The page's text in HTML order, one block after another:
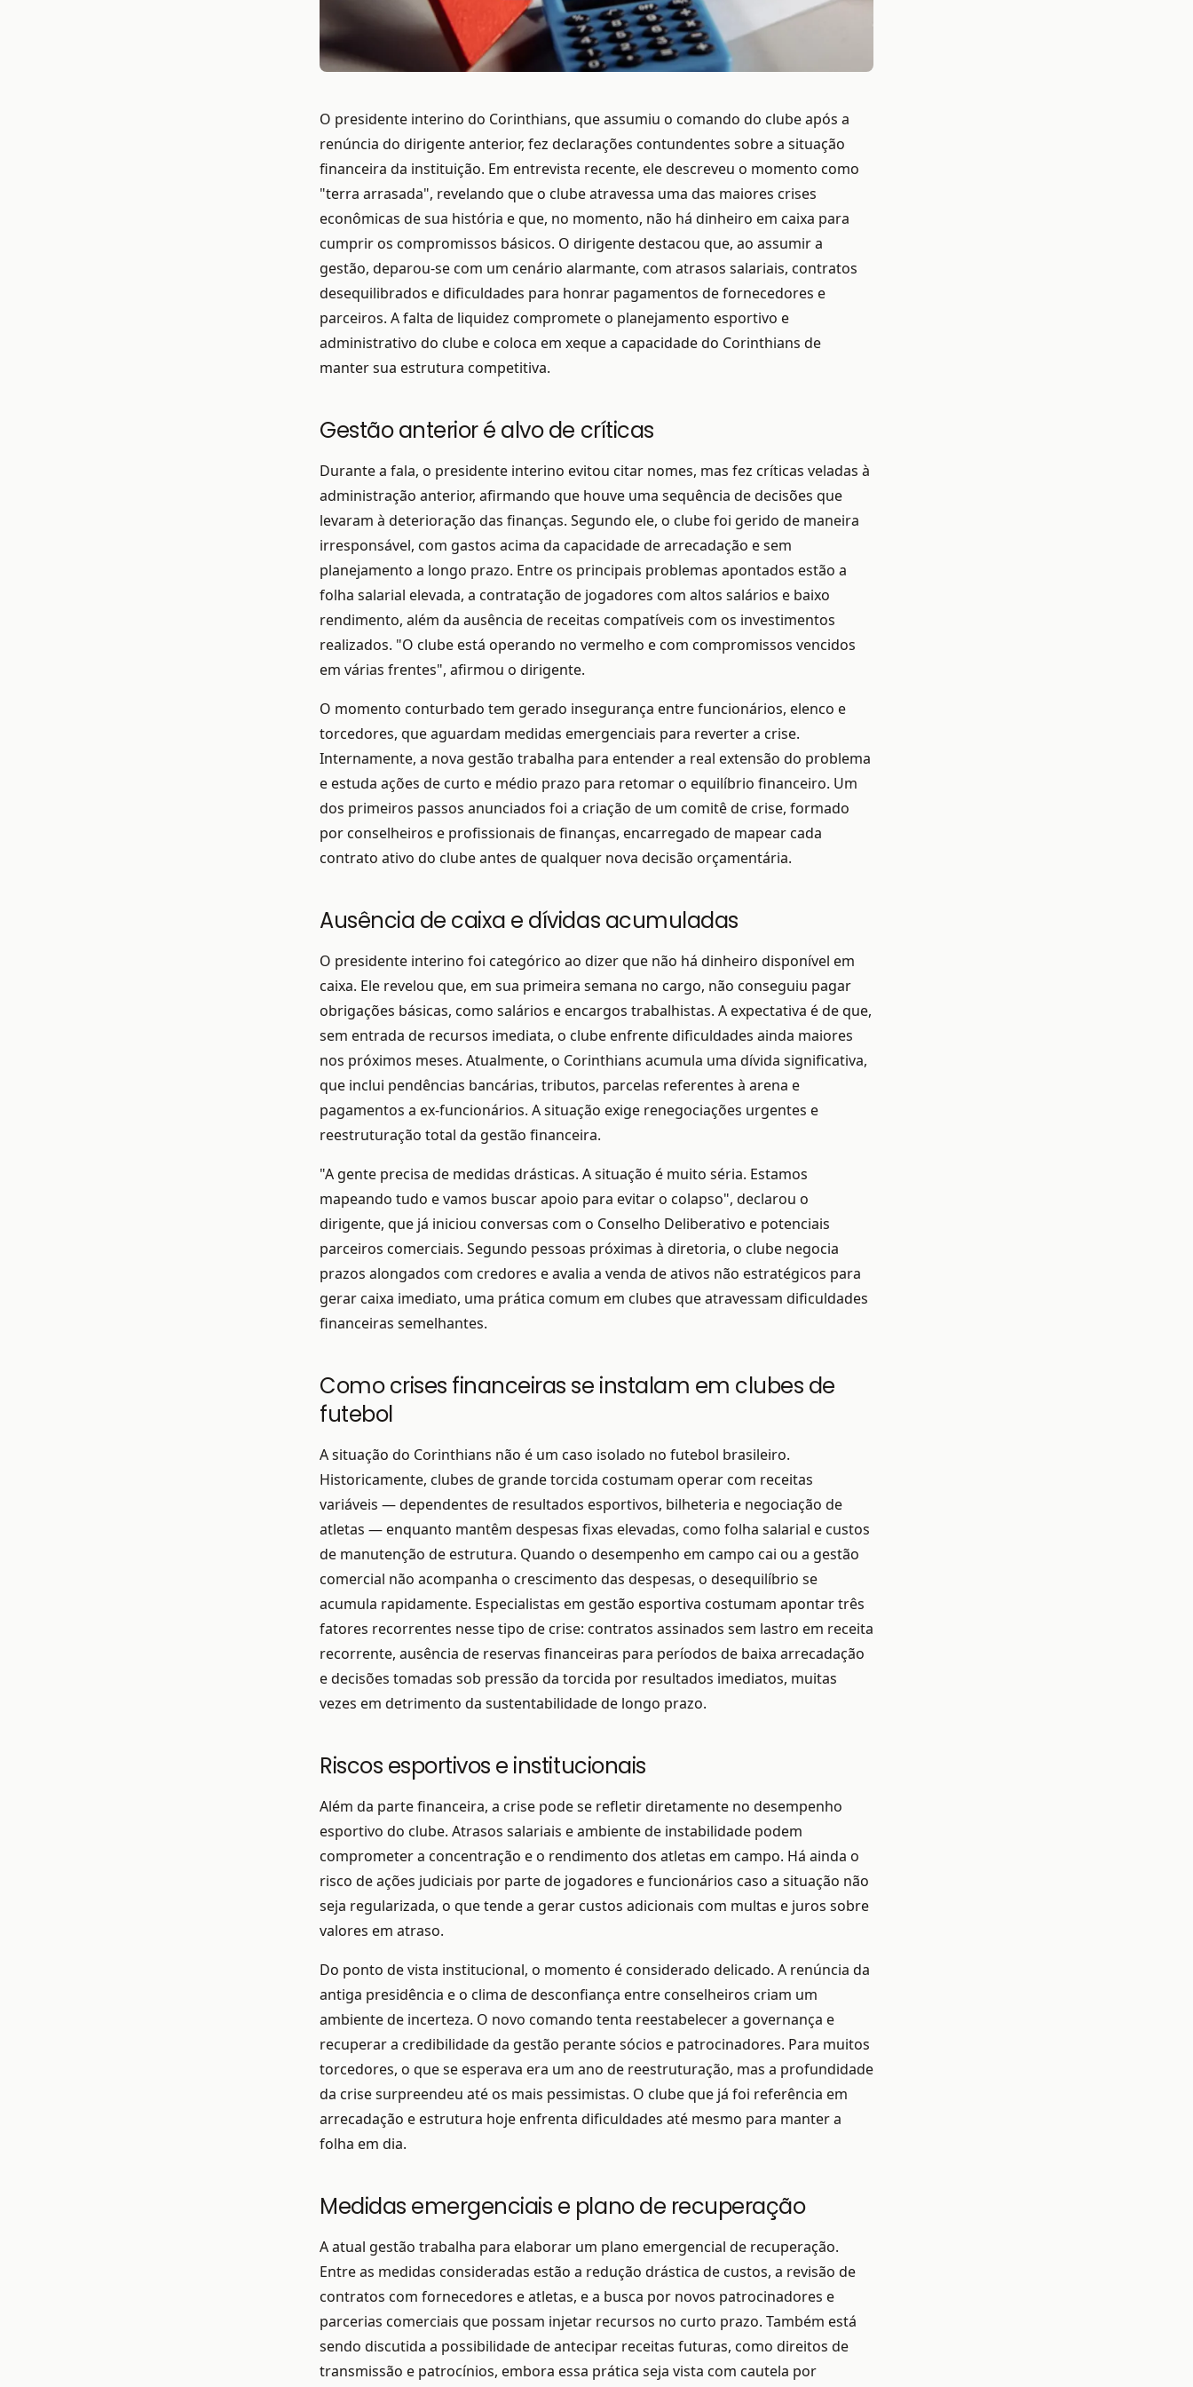
O presidente interino do Corinthians, que assumiu o comando do clube após a
renúncia do dirigente anterior, fez declarações contundentes sobre a situação
financeira da instituição. Em entrevista recente, ele descreveu o momento como
"terra arrasada", revelando que o clube atravessa uma das maiores crises
econômicas de sua história e que, no momento, não há dinheiro em caixa para
cumprir os compromissos básicos. O dirigente destacou que, ao assumir a
gestão, deparou-se com um cenário alarmante, com atrasos salariais, contratos
desequilibrados e dificuldades para honrar pagamentos de fornecedores e
parceiros. A falta de liquidez compromete o planejamento esportivo e
administrativo do clube e coloca em xeque a capacidade do Corinthians de
manter sua estrutura competitiva.
Gestão anterior é alvo de críticas
Durante a fala, o presidente interino evitou citar nomes, mas fez críticas veladas à
administração anterior, afirmando que houve uma sequência de decisões que
levaram à deterioração das finanças. Segundo ele, o clube foi gerido de maneira
irresponsável, com gastos acima da capacidade de arrecadação e sem
planejamento a longo prazo. Entre os principais problemas apontados estão a
folha salarial elevada, a contratação de jogadores com altos salários e baixo
rendimento, além da ausência de receitas compatíveis com os investimentos
realizados. "O clube está operando no vermelho e com compromissos vencidos
em várias frentes", afirmou o dirigente.
O momento conturbado tem gerado insegurança entre funcionários, elenco e
torcedores, que aguardam medidas emergenciais para reverter a crise.
Internamente, a nova gestão trabalha para entender a real extensão do problema
e estuda ações de curto e médio prazo para retomar o equilíbrio financeiro. Um
dos primeiros passos anunciados foi a criação de um comitê de crise, formado
por conselheiros e profissionais de finanças, encarregado de mapear cada
contrato ativo do clube antes de qualquer nova decisão orçamentária.
Ausência de caixa e dívidas acumuladas
O presidente interino foi categórico ao dizer que não há dinheiro disponível em
caixa. Ele revelou que, em sua primeira semana no cargo, não conseguiu pagar
obrigações básicas, como salários e encargos trabalhistas. A expectativa é de que,
sem entrada de recursos imediata, o clube enfrente dificuldades ainda maiores
nos próximos meses. Atualmente, o Corinthians acumula uma dívida significativa,
que inclui pendências bancárias, tributos, parcelas referentes à arena e
pagamentos a ex-funcionários. A situação exige renegociações urgentes e
reestruturação total da gestão financeira.
"A gente precisa de medidas drásticas. A situação é muito séria. Estamos
mapeando tudo e vamos buscar apoio para evitar o colapso", declarou o
dirigente, que já iniciou conversas com o Conselho Deliberativo e potenciais
parceiros comerciais. Segundo pessoas próximas à diretoria, o clube negocia
prazos alongados com credores e avalia a venda de ativos não estratégicos para
gerar caixa imediato, uma prática comum em clubes que atravessam dificuldades
financeiras semelhantes.
Como crises financeiras se instalam em clubes de
futebol
A situação do Corinthians não é um caso isolado no futebol brasileiro.
Historicamente, clubes de grande torcida costumam operar com receitas
variáveis — dependentes de resultados esportivos, bilheteria e negociação de
atletas — enquanto mantêm despesas fixas elevadas, como folha salarial e custos
de manutenção de estrutura. Quando o desempenho em campo cai ou a gestão
comercial não acompanha o crescimento das despesas, o desequilíbrio se
acumula rapidamente. Especialistas em gestão esportiva costumam apontar três
fatores recorrentes nesse tipo de crise: contratos assinados sem lastro em receita
recorrente, ausência de reservas financeiras para períodos de baixa arrecadação
e decisões tomadas sob pressão da torcida por resultados imediatos, muitas
vezes em detrimento da sustentabilidade de longo prazo.
Riscos esportivos e institucionais
Além da parte financeira, a crise pode se refletir diretamente no desempenho
esportivo do clube. Atrasos salariais e ambiente de instabilidade podem
comprometer a concentração e o rendimento dos atletas em campo. Há ainda o
risco de ações judiciais por parte de jogadores e funcionários caso a situação não
seja regularizada, o que tende a gerar custos adicionais com multas e juros sobre
valores em atraso.
Do ponto de vista institucional, o momento é considerado delicado. A renúncia da
antiga presidência e o clima de desconfiança entre conselheiros criam um
ambiente de incerteza. O novo comando tenta reestabelecer a governança e
recuperar a credibilidade da gestão perante sócios e patrocinadores. Para muitos
torcedores, o que se esperava era um ano de reestruturação, mas a profundidade
da crise surpreendeu até os mais pessimistas. O clube que já foi referência em
arrecadação e estrutura hoje enfrenta dificuldades até mesmo para manter a
folha em dia.
Medidas emergenciais e plano de recuperação
A atual gestão trabalha para elaborar um plano emergencial de recuperação.
Entre as medidas consideradas estão a redução drástica de custos, a revisão de
contratos com fornecedores e atletas, e a busca por novos patrocinadores e
parcerias comerciais que possam injetar recursos no curto prazo. Também está
sendo discutida a possibilidade de antecipar receitas futuras, como direitos de
transmissão e patrocínios, embora essa prática seja vista com cautela por